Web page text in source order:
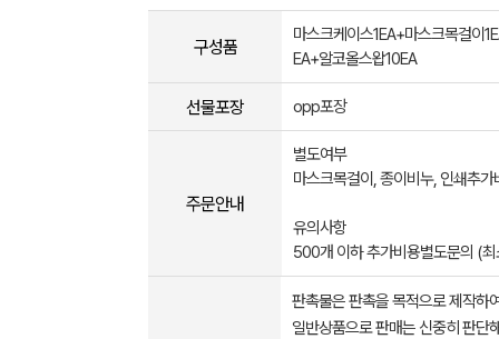
구성품
마스크케이스1EA+마스크목걸이
EA+알코올스왑10EA
선물포장 opp포장
주문안내
별도여부
마스크목걸이, 종이비누, 인쇄추가
유의사항
500개 이하 추가비용별도문의 (
판촉물은 판촉을 목적으로 제작하
일반상품으로 판매는 신중히 판단